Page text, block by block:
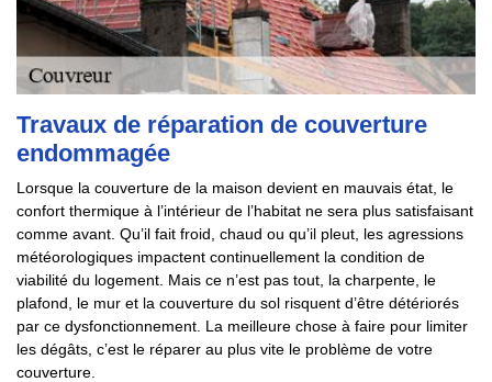
Travaux de réparation de couverture
endommagée
Lorsque la couverture de la maison devient en mauvais état, le
confort thermique à l’intérieur de l’habitat ne sera plus satisfaisant
comme avant. Qu’il fait froid, chaud ou qu’il pleut, les agressions
météorologiques impactent continuellement la condition de
viabilité du logement. Mais ce n’est pas tout, la charpente, le
plafond, le mur et la couverture du sol risquent d’être détériorés
par ce dysfonctionnement. La meilleure chose à faire pour limiter
les dégâts, c’est le réparer au plus vite le problème de votre
couverture.